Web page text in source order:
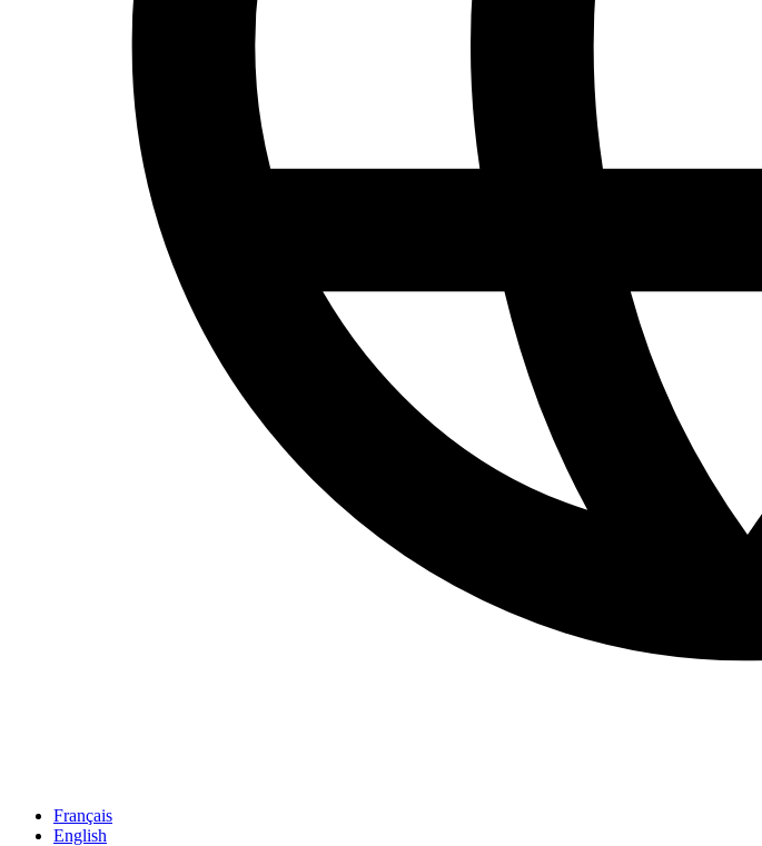
Français
English